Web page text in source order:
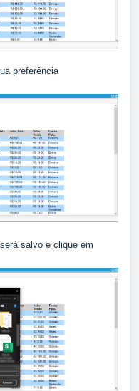
preferência
salvo e clique em